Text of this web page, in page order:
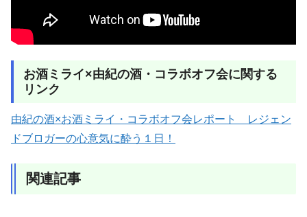
お酒ミライ×由紀の酒・コラボオフ会に関する
リンク
由紀の酒×お酒ミライ・コラボオフ会レポート レジェン
ドブロガーの心意気に酔う１日！
関連記事